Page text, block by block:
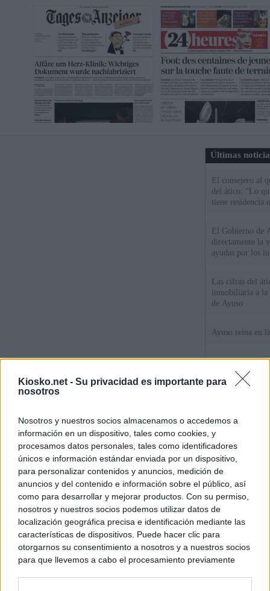
Kiosko.net - Su privacidad es importante para
nosotros
Nosotros y nuestros socios almacenamos o accedemos a
información en un dispositivo, tales como cookies, y
procesamos datos personales, tales como identificadores
únicos e información estándar enviada por un dispositivo,
para personalizar contenidos y anuncios, medición de
anuncios y del contenido e información sobre el público, así
como para desarrollar y mejorar productos. Con su permiso,
nosotros y nuestros socios podemos utilizar datos de
localización geográfica precisa e identificación mediante las
características de dispositivos. Puede hacer clic para
otorgarnos su consentimiento a nosotros y a nuestros socios
para que llevemos a cabo el procesamiento previamente
Últimas
El consejero al
del ático: "Lo
tiene residencia
El Gobierno de
directamente la
ayudas por los
Las cifras del
inmobiliaria a la
de Ayuso
Ayuso reina en
El juez propone
la filtración de
jefa" Ayuso
WhatsApp,
un nuevo cruce
15 de agosto
© Kiosko.net Aviso Legal Privacidad y Cookies